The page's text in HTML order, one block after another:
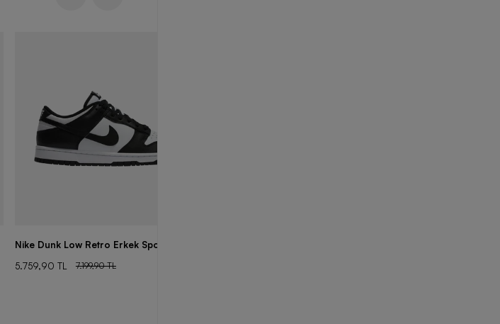
Nike Dunk Low Retro Erkek Spor Ayakkabı
5.759,90 TL
7.199,90 TL